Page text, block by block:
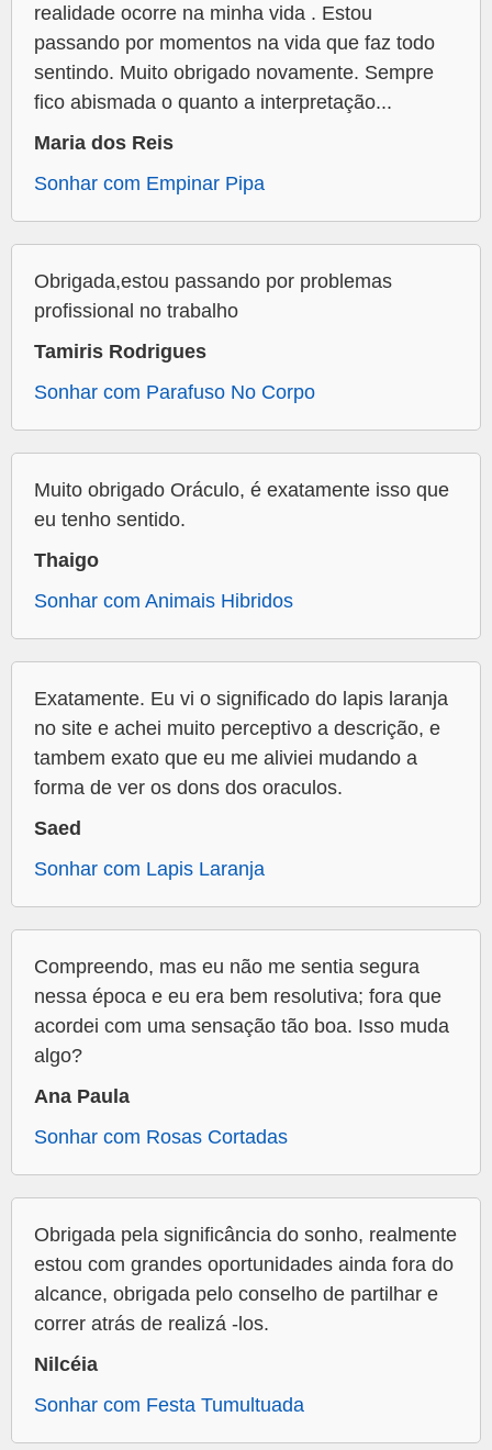
realidade ocorre na minha vida . Estou
passando por momentos na vida que faz todo
sentindo. Muito obrigado novamente. Sempre
fico abismada o quanto a interpretação...
Maria dos Reis
Sonhar com Empinar Pipa
Obrigada,estou passando por problemas
profissional no trabalho
Tamiris Rodrigues
Sonhar com Parafuso No Corpo
Muito obrigado Oráculo, é exatamente isso que
eu tenho sentido.
Thaigo
Sonhar com Animais Hibridos
Exatamente. Eu vi o significado do lapis laranja
no site e achei muito perceptivo a descrição, e
tambem exato que eu me aliviei mudando a
forma de ver os dons dos oraculos.
Saed
Sonhar com Lapis Laranja
Compreendo, mas eu não me sentia segura
nessa época e eu era bem resolutiva; fora que
acordei com uma sensação tão boa. Isso muda
algo?
Ana Paula
Sonhar com Rosas Cortadas
Obrigada pela significância do sonho, realmente
estou com grandes oportunidades ainda fora do
alcance, obrigada pelo conselho de partilhar e
correr atrás de realizá -los.
Nilcéia
Sonhar com Festa Tumultuada